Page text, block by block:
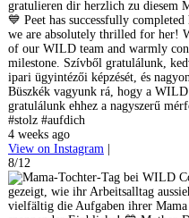
gratulieren dir herzlich zu diesem
💙 Peet has successfully
we are absolutely thrilled for her!
of our WILD team and warmly
milestone. Szívből gratulálunk,
ipari ügyintézői képzését, és
Büszkék vagyunk rá, hogy a WILD
gratulálunk ehhez a nagyszerű
#stolz #aufdich
4 weeks ago
View on Instagram |
8/12